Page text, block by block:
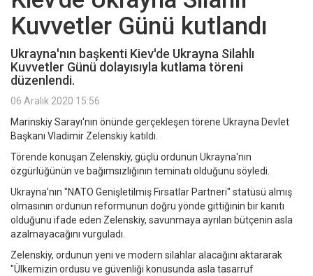
Kuvvetler Günü kutlandı
Ukrayna'nın başkenti Kiev'de Ukrayna Silahlı
Kuvvetler Günü dolayısıyla kutlama töreni
düzenlendi.
06 Aralık 2020 15:56
Marinskiy Sarayı'nın önünde gerçekleşen törene Ukrayna Devlet
Başkanı Vladimir Zelenskiy katıldı.
Törende konuşan Zelenskiy, güçlü ordunun Ukrayna'nın
özgürlüğünün ve bağımsızlığının teminatı olduğunu söyledi.
Ukrayna'nın "NATO Genişletilmiş Fırsatlar Partneri" statüsü almış
olmasının ordunun reformunun doğru yönde gittiğinin bir kanıtı
olduğunu ifade eden Zelenskiy, savunmaya ayrılan bütçenin asla
azalmayacağını vurguladı.
Zelenskiy, ordunun yeni ve modern silahlar alacağını aktararak
"Ülkemizin ordusu ve güvenliği konusunda asla tasarruf